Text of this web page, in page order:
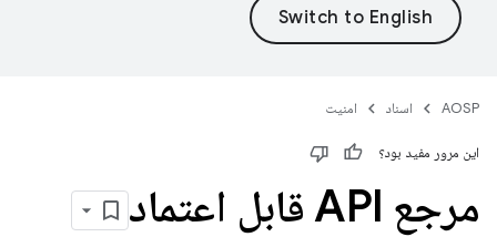
AOSP اسناد امنیت
این مرور مفید بود؟
مرجع API قابل اعتماد